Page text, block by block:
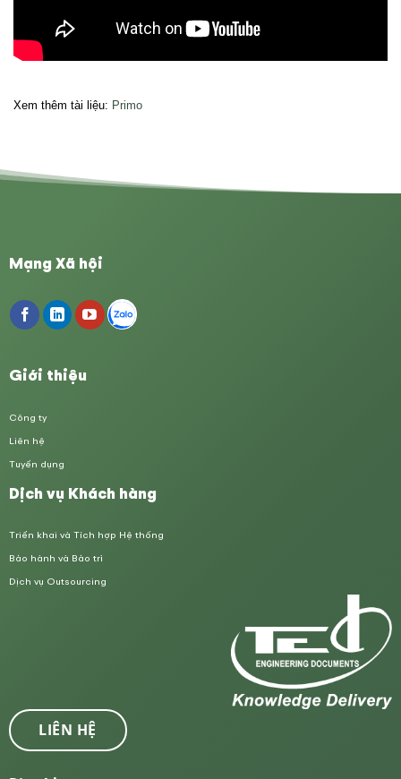
Xem thêm tài liệu: Primo
Mạng Xã hội
Giới thiệu
Công ty
Liên hệ
Tuyển dụng
Dịch vụ Khách hàng
Triển khai và Tích hợp Hệ thống
Bảo hành và Bảo trì
Dịch vụ Outsourcing
LIÊN HỆ